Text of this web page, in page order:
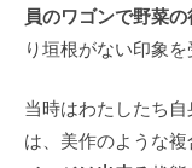
員のワゴンで野菜
り垣根がない印象を
当時はわたしたち
は、美作のような